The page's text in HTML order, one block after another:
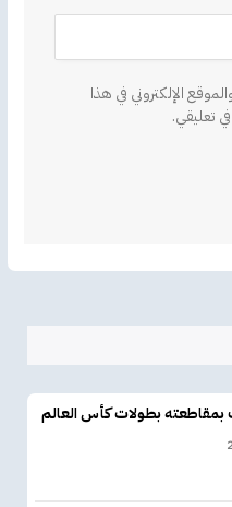
الإلكتروني في هذا
تعليقي.
بمقاطعته بطولات كأس العالم